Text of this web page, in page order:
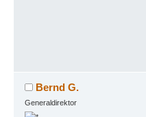
Bernd G.
Generaldirektor